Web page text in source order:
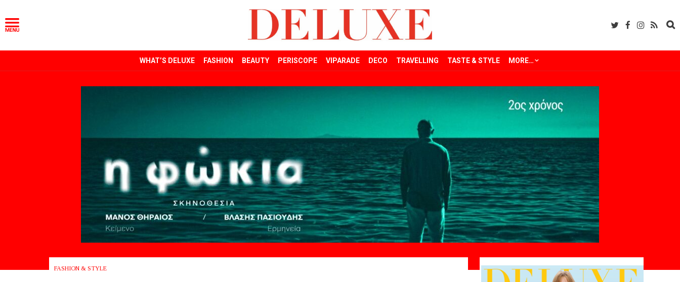
WHAT’S DELUXE FASHION BEAUTY PERISCOPE VIPARADE DECO TRAVELLING TASTE & STYLE MORE…
FASHION & STYLE